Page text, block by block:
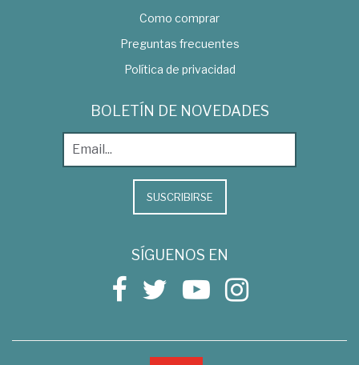
Como comprar
Preguntas frecuentes
Política de privacidad
BOLETÍN DE NOVEDADES
SUSCRIBIRSE
SÍGUENOS EN